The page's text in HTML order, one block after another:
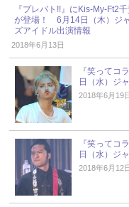
『プレバト!!』にKis-My-Ft2
が登場！ 6月14日（木）ジ
ズアイドル出演情報
2018年6月13日
『笑ってコ
日（水）ジ
2018年6月19
『笑ってコ
日（水）ジ
2018年6月12